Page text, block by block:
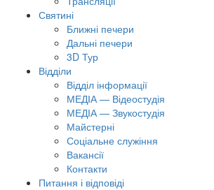
Святині
Ближні печери
Дальні печери
3D Тур
Відділи
Відділ інформації
МЕДІА — Відеостудія
МЕДІА — Звукостудія
Майстерні
Соціальне служіння
Вакансії
Контакти
Питання і відповіді